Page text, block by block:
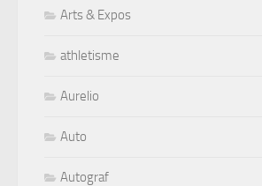
Arts & Expos
athletisme
Aurelio
Auto
Autograf